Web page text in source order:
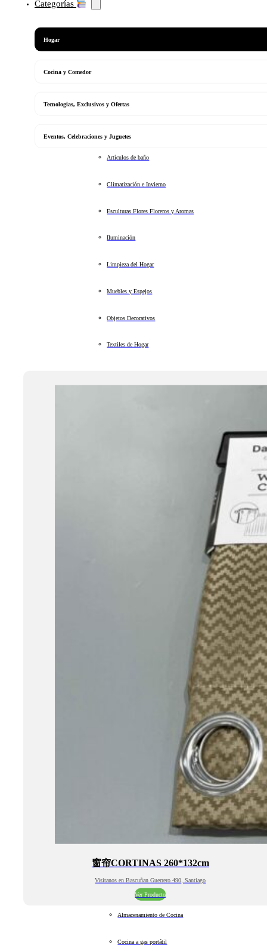
Categorías
Hogar
Cocina y Comedor
Tecnologias, Exclusivos y Ofertas
Eventos, Celebraciones y Juguetes
Artículos de baño
Climatización e Invierno
Esculturas Flores Floreros y Aromas
Iluminación
Limpieza del Hogar
Muebles y Espejos
Objetos Decorativos
Textiles de Hogar
窗帘CORTINAS 260*132cm
Visitanos en Bascuñan Guerrero 490, Santiago
Ver Producto
Almacenamiento de Cocina
Cocina a gas portátil